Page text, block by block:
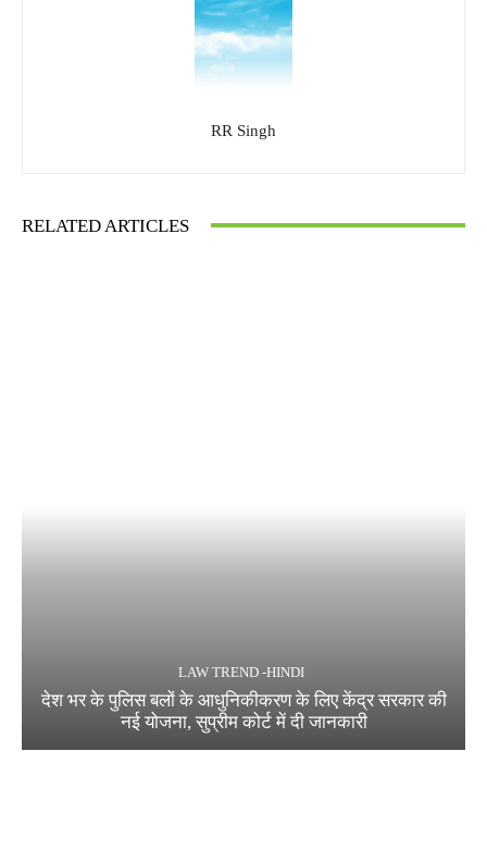
RR Singh
RELATED ARTICLES
LAW TREND -HINDI
देश भर के पुलिस बलों के आधुनिकीकरण के लिए केंद्र सरकार की
नई योजना, सुप्रीम कोर्ट में दी जानकारी